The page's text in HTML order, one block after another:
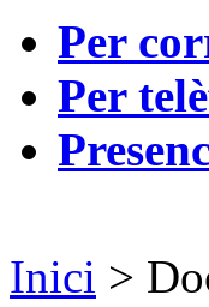
Per
Per
Inici >